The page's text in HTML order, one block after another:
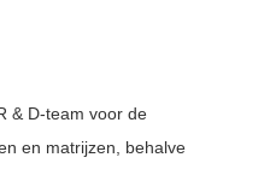
& D-team voor de
en matrijzen, behalve